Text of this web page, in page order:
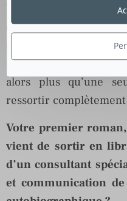
longues et intenses,
de sollicitations, de
et d’événements
survient et que la
alors plus qu’une
ressortir
Votre premier roman,
vient de sortir en
d’un consultant
et communication